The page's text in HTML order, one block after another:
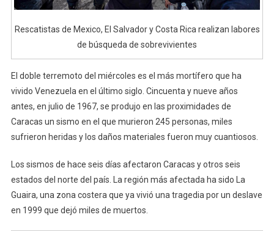
Rescatistas de Mexico, El Salvador y Costa Rica realizan labores
de búsqueda de sobrevivientes
El doble terremoto del miércoles es el más mortífero que ha
vivido Venezuela en el último siglo. Cincuenta y nueve años
antes, en julio de 1967, se produjo en las proximidades de
Caracas un sismo en el que murieron 245 personas, miles
sufrieron heridas y los daños materiales fueron muy cuantiosos.
Los sismos de hace seis días afectaron Caracas y otros seis
estados del norte del país. La región más afectada ha sido La
Guaira, una zona costera que ya vivió una tragedia por un deslave
en 1999 que dejó miles de muertos.